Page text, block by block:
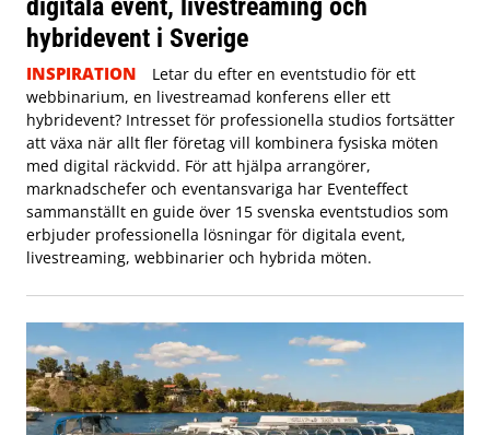
hybridevent i Sverige
INSPIRATION
Letar du efter en eventstudio för ett
webbinarium, en livestreamad konferens eller ett
hybridevent? Intresset för professionella studios fortsätter
att växa när allt fler företag vill kombinera fysiska möten
med digital räckvidd. För att hjälpa arrangörer,
marknadschefer och eventansvariga har Eventeffect
sammanställt en guide över 15 svenska eventstudios som
erbjuder professionella lösningar för digitala event,
livestreaming, webbinarier och hybrida möten.